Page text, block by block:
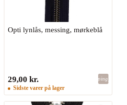
Opti lynlås, messing, mørkeblå
29,00 kr. shopping_bag
Sidste varer på lager